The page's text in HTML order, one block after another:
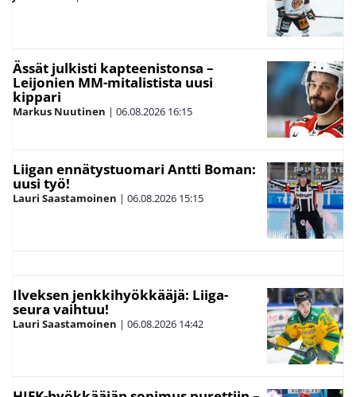
Ässät julkisti kapteenistonsa –
Leijonien MM-mitalistista uusi
kippari
Markus Nuutinen | 06.08.2026 16:15
Liigan ennätystuomari Antti Boman:
uusi työ!
Lauri Saastamoinen | 06.08.2026 15:15
Ilveksen jenkkihyökkääjä: Liiga-
seura vaihtuu!
Lauri Saastamoinen | 06.08.2026 14:42